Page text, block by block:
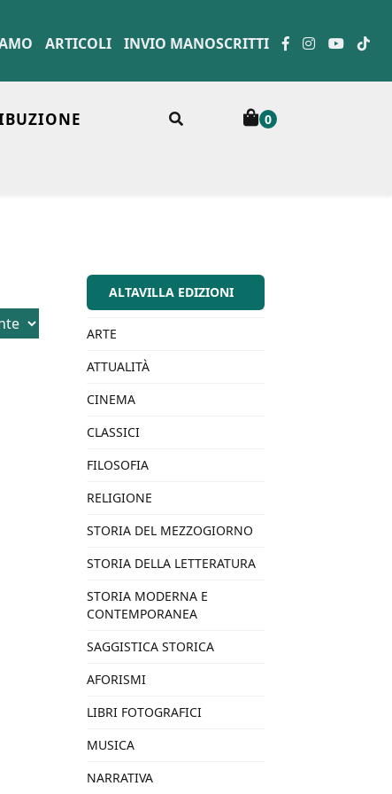
ARTICOLI INVIO MANOSCRITTI
0
ALTAVILLA EDIZIONI
ARTE
ATTUALITÀ
CINEMA
CLASSICI
FILOSOFIA
RELIGIONE
STORIA DEL MEZZOGIORNO
STORIA DELLA LETTERATURA
STORIA MODERNA E
CONTEMPORANEA
SAGGISTICA STORICA
AFORISMI
LIBRI FOTOGRAFICI
MUSICA
NARRATIVA